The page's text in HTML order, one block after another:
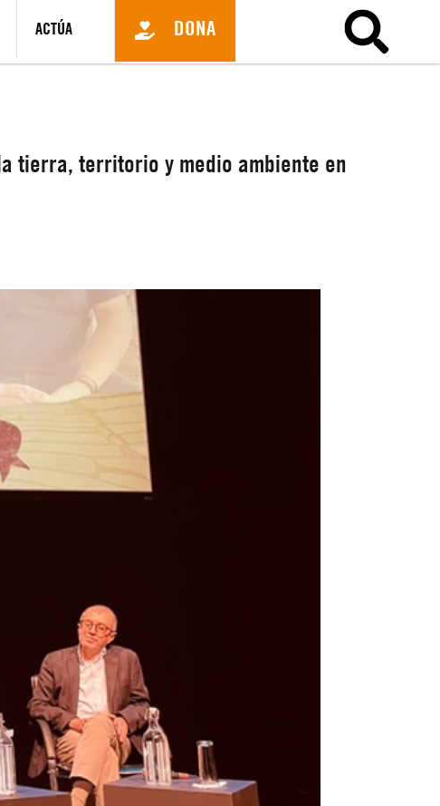
ACTÚA DONA
tierra, territorio y medio ambiente en